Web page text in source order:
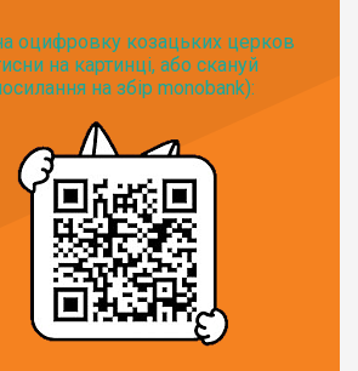
оцифровку козацьких церков
на картинці, або скануй
на збір monobank):